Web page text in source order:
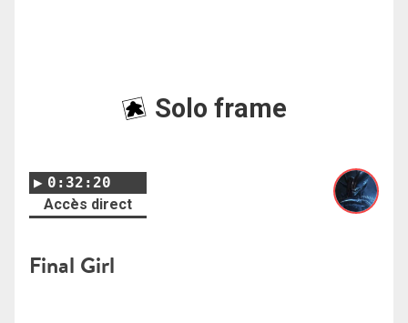
Solo frame
0:32:20
Accès direct
Final Girl